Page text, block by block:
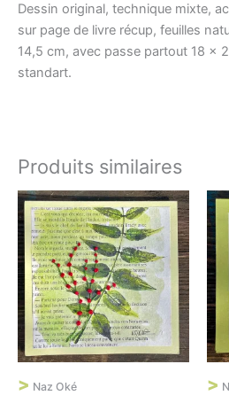
Dessin original, technique mixte,
sur page de livre récup, feuilles
14,5 cm, avec passe partout 18 x
standart.
Produits similaires
> Naz Oké >